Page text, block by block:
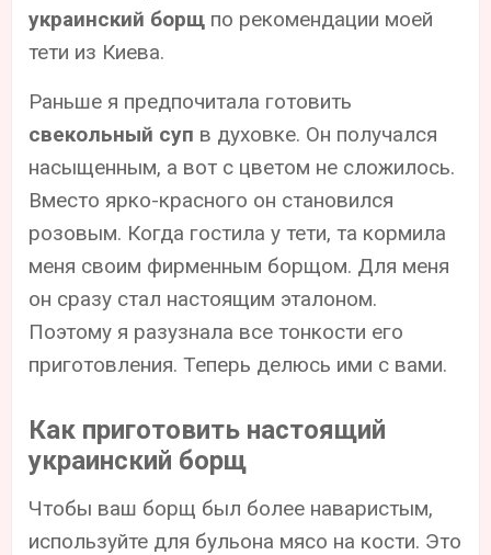
украинский борщ по рекомендации моей
тети из Киева.
Раньше я предпочитала готовить
свекольный суп в духовке. Он получался
насыщенным, а вот с цветом не сложилось.
Вместо ярко-красного он становился
розовым. Когда гостила у тети, та кормила
меня своим фирменным борщом. Для меня
он сразу стал настоящим эталоном.
Поэтому я разузнала все тонкости его
приготовления. Теперь делюсь ими с вами.
Как приготовить настоящий
украинский борщ
Чтобы ваш борщ был более наваристым,
используйте для бульона мясо на кости. Это